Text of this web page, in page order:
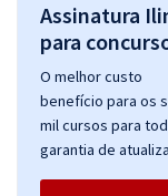
Assinatura
para
O melhor custo
benefício para os
mil cursos para
garantia de